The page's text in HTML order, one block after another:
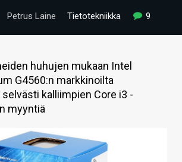
Petrus Laine Tietotekniikka 9
huhujen mukaan Intel
G4560:n markkinoilta
kalliimpien Core i3 -
myyntiä